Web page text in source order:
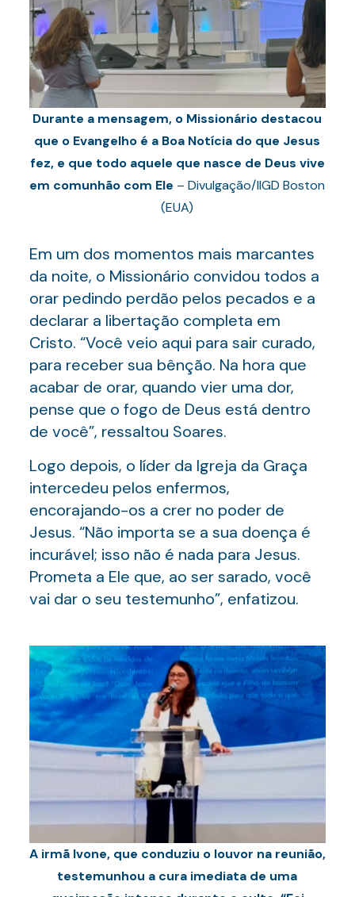
Durante a mensagem, o Missionário destacou
que o Evangelho é a Boa Notícia do que Jesus
fez, e que todo aquele que nasce de Deus vive
em comunhão com Ele – Divulgação/IIGD Boston
(EUA)
Em um dos momentos mais marcantes
da noite, o Missionário convidou todos a
orar pedindo perdão pelos pecados e a
declarar a libertação completa em
Cristo. “Você veio aqui para sair curado,
para receber sua bênção. Na hora que
acabar de orar, quando vier uma dor,
pense que o fogo de Deus está dentro
de você”, ressaltou Soares.
Logo depois, o líder da Igreja da Graça
intercedeu pelos enfermos,
encorajando-os a crer no poder de
Jesus. “Não importa se a sua doença é
incurável; isso não é nada para Jesus.
Prometa a Ele que, ao ser sarado, você
vai dar o seu testemunho”, enfatizou.
A irmã Ivone, que conduziu o louvor na reunião,
testemunhou a cura imediata de uma